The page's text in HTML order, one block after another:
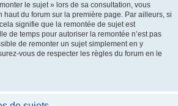
le sujet » lors de sa consultation, vous
haut du forum sur la première page. Par ailleurs, si
signifie que la remontée de sujet est
de temps pour autoriser la remontée n’est pas
de remonter un sujet simplement en y
vous de respecter les règles du forum en le